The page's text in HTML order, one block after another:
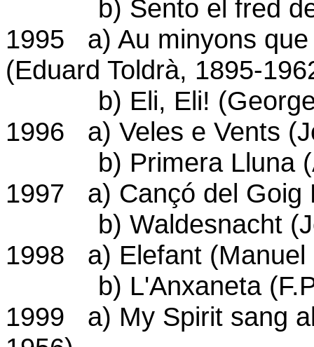
b) Sento el fred de
1995 a) Au minyons
(Eduard Toldrà, 1895-
b) Eli, Eli! (George
1996 a) Veles e Vents
b) Primera Lluna
1997 a) Cançó del Goig
b) Waldesnacht
1998 a) Elefant (Manuel
b) L'Anxaneta (F.P.
1999 a) My Spirit sang